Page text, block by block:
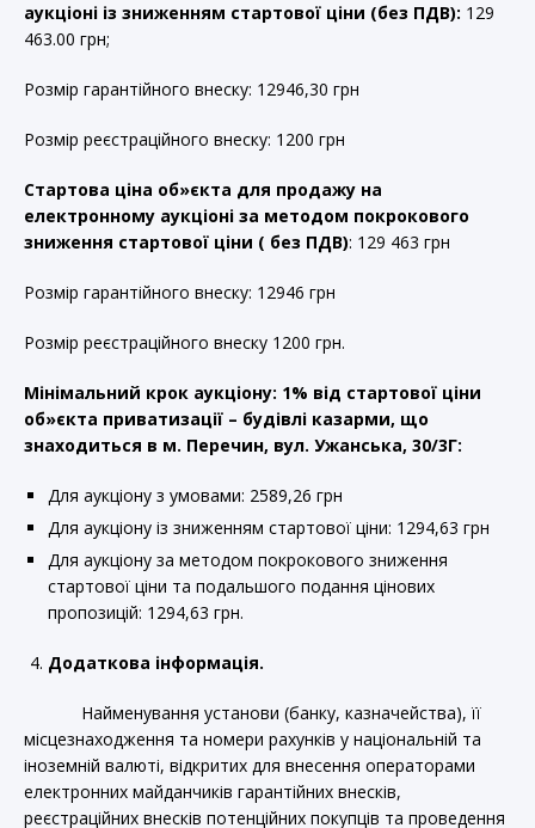
аукціоні із зниженням стартової ціни (без ПДВ): 129
463.00 грн;
Розмір гарантійного внеску: 12946,30 грн
Розмір реєстраційного внеску: 1200 грн
Стартова ціна об»єкта для продажу на
електронному аукціоні за методом покрокового
зниження стартової ціни ( без ПДВ): 129 463 грн
Розмір гарантійного внеску: 12946 грн
Розмір реєстраційного внеску 1200 грн.
Мінімальний крок аукціону: 1% від стартової ціни
об»єкта приватизації – будівлі казарми, що
знаходиться в м. Перечин, вул. Ужанська, 30/3Г:
Для аукціону з умовами: 2589,26 грн
Для аукціону із зниженням стартової ціни: 1294,63 грн
Для аукціону за методом покрокового зниження
стартової ціни та подальшого подання цінових
пропозицій: 1294,63 грн.
Додаткова інформація.
Найменування установи (банку, казначейства), її
місцезнаходження та номери рахунків у національній та
іноземній валюті, відкритих для внесення операторами
електронних майданчиків гарантійних внесків,
реєстраційних внесків потенційних покупців та проведення